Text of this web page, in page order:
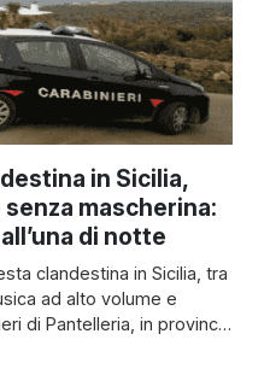
in Sicilia,
mascherina:
di notte
clandestina in Sicilia, tra
ad alto volume e
di Pantelleria, in provincia
festino organizzato in